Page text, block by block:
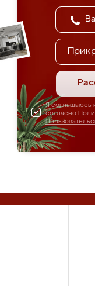
Я соглашаюсь
согласно